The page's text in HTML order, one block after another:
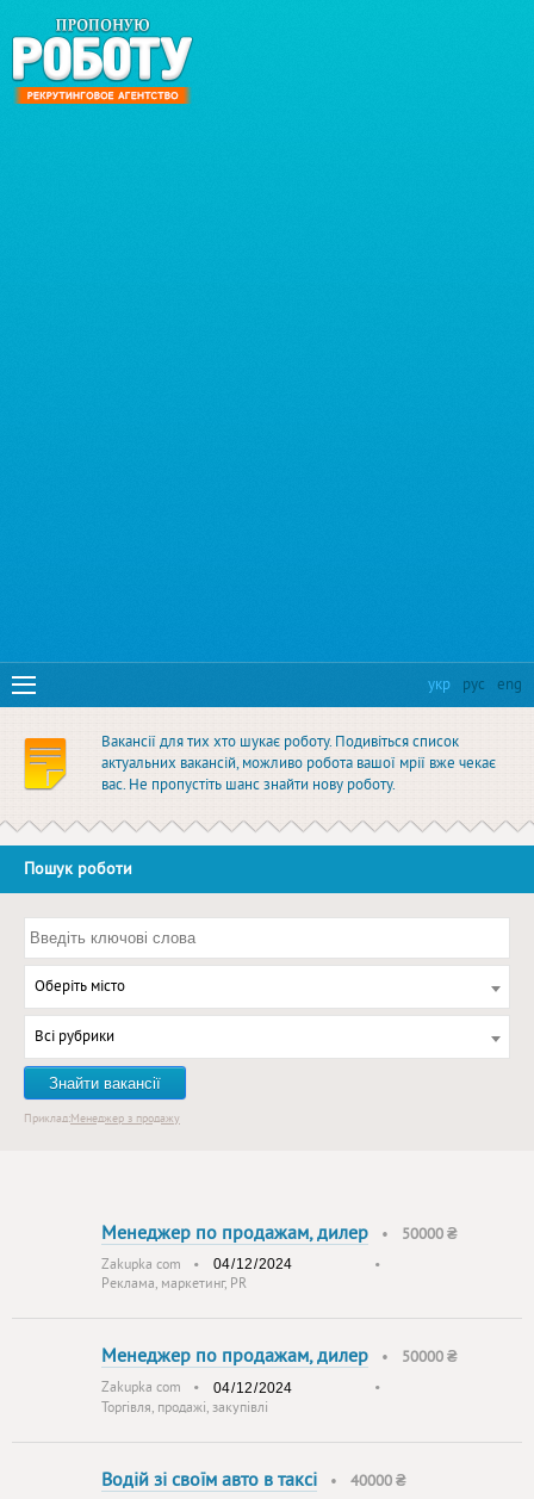
укр рус eng
Вакансії для тих хто шукає роботу. Подивіться список
актуальних вакансій, можливо робота вашої мрії вже чекає
вас. Не пропустіть шанс знайти нову роботу.
Пошук роботи
Оберіть місто
Всі рубрики
Знайти вакансії
Приклад:Менеджер з продажу
Менеджер по продажам, дилер • 50000 ₴
Zakupka com •
•
Реклама, маркетинг, PR
Менеджер по продажам, дилер • 50000 ₴
Zakupka com •
•
Торгівля, продажі, закупівлі
Водій зі своїм авто в таксі • 40000 ₴